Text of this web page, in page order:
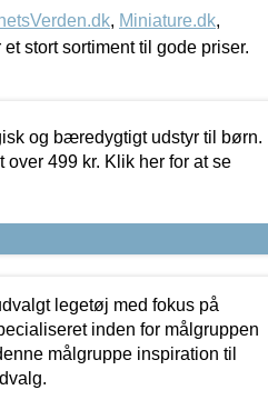
, Miniature.dk,
stort sortiment til gode priser.
og bæredygtigt udstyr til børn.
over 499 kr. Klik her for at se
legetøj med fokus på
inden for målgruppen
målgruppe inspiration til